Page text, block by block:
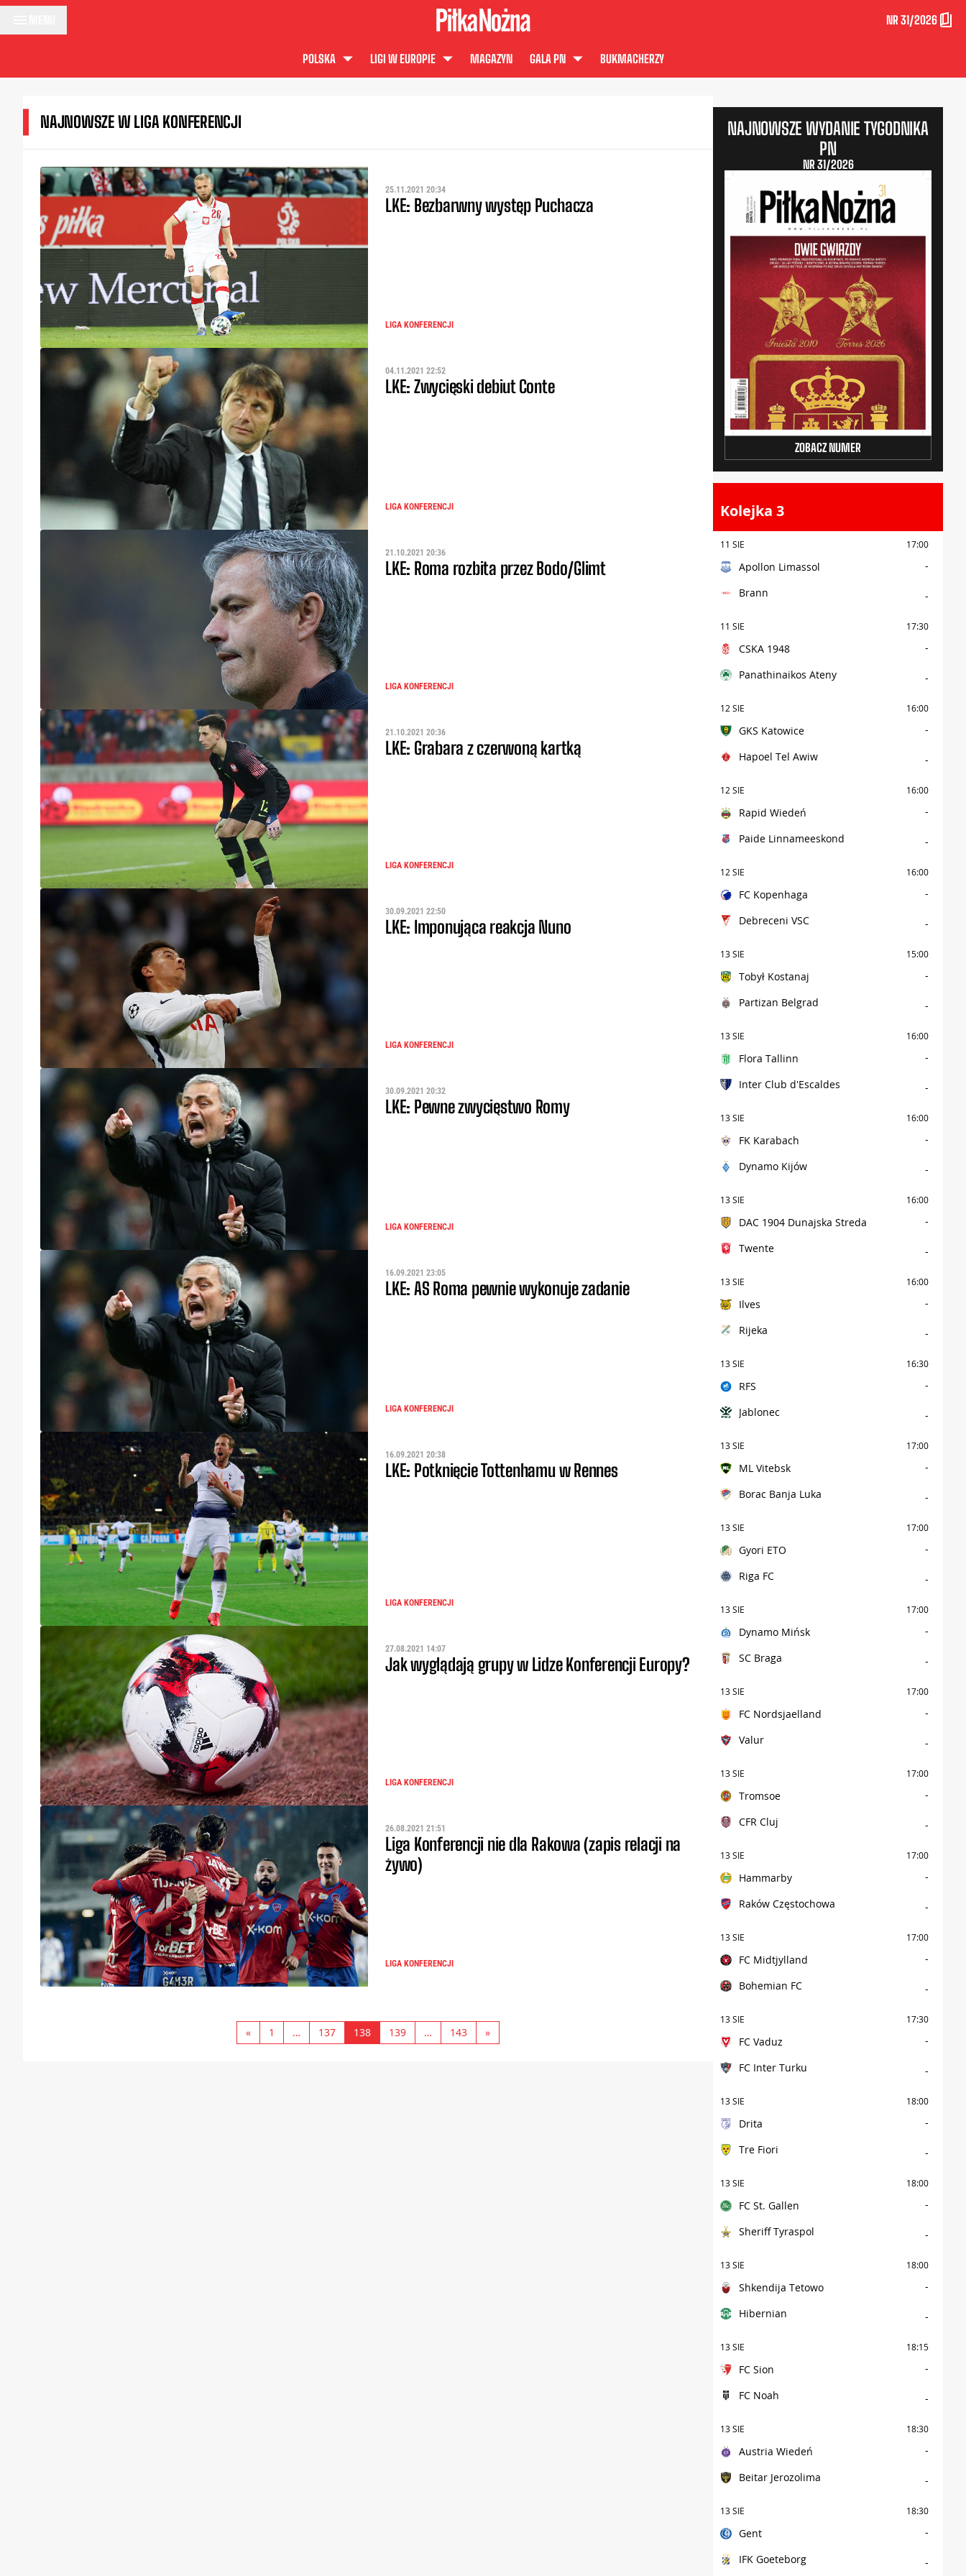
Przejdź do treści
NR 31/2026
POLSKA LIGI W EUROPIE MAGAZYN GALA PN BUKMACHERZY
NAJNOWSZE W LIGA KONFERENCJI
25.11.2021 20:34
LKE: Bezbarwny występ Puchacza
LIGA KONFERENCJI
04.11.2021 22:52
LKE: Zwycięski debiut Conte
LIGA KONFERENCJI
21.10.2021 20:36
LKE: Roma rozbita przez Bodo/Glimt
LIGA KONFERENCJI
21.10.2021 20:36
LKE: Grabara z czerwoną kartką
LIGA KONFERENCJI
30.09.2021 22:50
LKE: Imponująca reakcja Nuno
LIGA KONFERENCJI
30.09.2021 20:32
LKE: Pewne zwycięstwo Romy
LIGA KONFERENCJI
16.09.2021 23:05
LKE: AS Roma pewnie wykonuje zadanie
LIGA KONFERENCJI
16.09.2021 20:38
LKE: Potknięcie Tottenhamu w Rennes
LIGA KONFERENCJI
27.08.2021 14:07
Jak wyglądają grupy w Lidze Konferencji Europy?
LIGA KONFERENCJI
26.08.2021 21:51
Liga Konferencji nie dla Rakowa (zapis relacji na
żywo)
LIGA KONFERENCJI
« 1 … 137 138 139 … 143 »
NAJNOWSZE WYDANIE TYGODNIKA
PN
NR 31/2026
ZOBACZ NUMER
Kolejka 3
11 SIE 17:00
Apollon Limassol
Brann
-
-
11 SIE 17:30
CSKA 1948
Panathinaikos Ateny
-
-
12 SIE 16:00
GKS Katowice
Hapoel Tel Awiw
-
-
12 SIE 16:00
Rapid Wiedeń
Paide Linnameeskond
-
-
12 SIE 16:00
FC Kopenhaga
Debreceni VSC
-
-
13 SIE 15:00
Tobył Kostanaj
Partizan Belgrad
-
-
13 SIE 16:00
Flora Tallinn
Inter Club d'Escaldes
-
-
13 SIE 16:00
FK Karabach
Dynamo Kijów
-
-
13 SIE 16:00
DAC 1904 Dunajska Streda
Twente
-
-
13 SIE 16:00
Ilves
Rijeka
-
-
13 SIE 16:30
RFS
Jablonec
-
-
13 SIE 17:00
ML Vitebsk
Borac Banja Luka
-
-
13 SIE 17:00
Gyori ETO
Riga FC
-
-
13 SIE 17:00
Dynamo Mińsk
SC Braga
-
-
13 SIE 17:00
FC Nordsjaelland
Valur
-
-
13 SIE 17:00
Tromsoe
CFR Cluj
-
-
13 SIE 17:00
Hammarby
Raków Częstochowa
-
-
13 SIE 17:00
FC Midtjylland
Bohemian FC
-
-
13 SIE 17:30
FC Vaduz
FC Inter Turku
-
-
13 SIE 18:00
Drita
Tre Fiori
-
-
13 SIE 18:00
FC St. Gallen
Sheriff Tyraspol
-
-
13 SIE 18:00
Shkendija Tetowo
Hibernian
-
-
13 SIE 18:15
FC Sion
FC Noah
-
-
13 SIE 18:30
Austria Wiedeń
Beitar Jerozolima
-
-
13 SIE 18:30
Gent
IFK Goeteborg
-
-